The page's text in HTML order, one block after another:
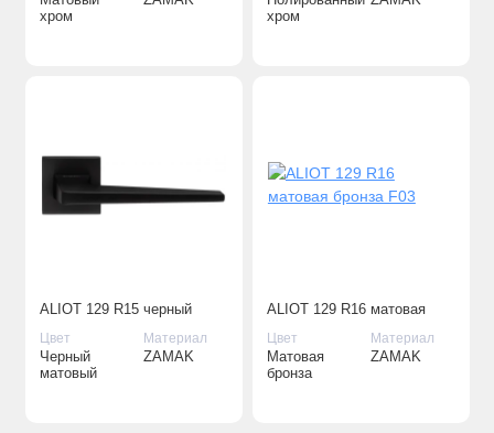
хром
хром
ALIOT 129 R15 черный
матовый F22
Цвет
Черный
матовый
Материал
ZAMAK
ALIOT 129 R16 матовая
бронза F03
Цвет
Матовая
бронза
Материал
ZAMAK